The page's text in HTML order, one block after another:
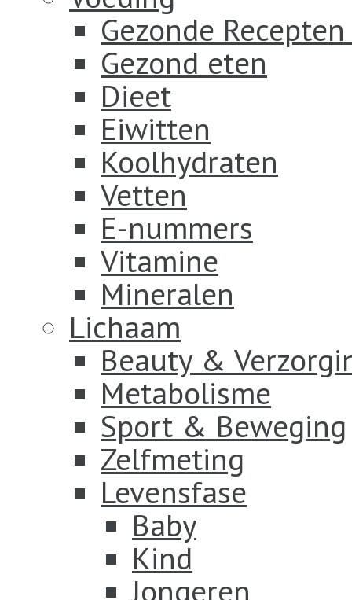
Gezonde
Gezond eten
Dieet
Eiwitten
Koolhydraten
Vetten
E-nummers
Vitamine
Mineralen
Lichaam
Beauty &
Metabolisme
Sport & Beweging
Zelfmeting
Levensfase
Baby
Kind
Jongeren